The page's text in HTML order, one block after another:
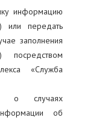
информацию
или передать
заполнения
посредством
«Служба
о случаях
об